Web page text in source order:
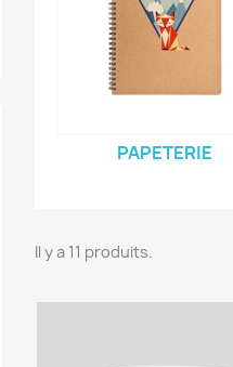
PAPETERIE
Il y a 11 produits.